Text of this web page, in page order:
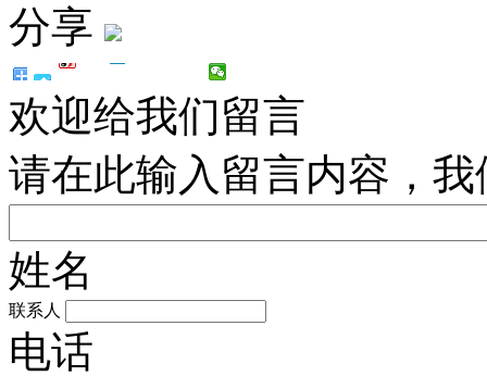
分享
欢迎给我们留言
请在此输入留言内容，
姓名
联系人
电话